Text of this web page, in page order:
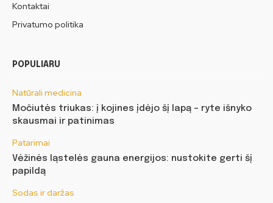
Kontaktai
Privatumo politika
POPULIARU
Natūrali medicina
Močiutės triukas: į kojines įdėjo šį lapą – ryte išnyko
skausmai ir patinimas
Patarimai
Vėžinės ląstelės gauna energijos: nustokite gerti šį
papildą
Sodas ir daržas